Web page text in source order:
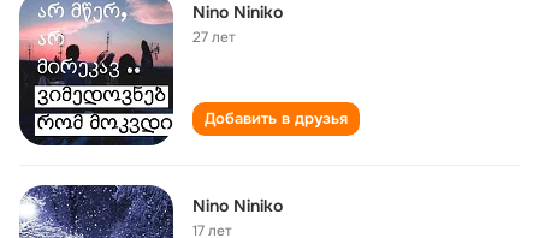
Nino Niniko
27 лет
Добавить в друзья
Nino Niniko
17 лет